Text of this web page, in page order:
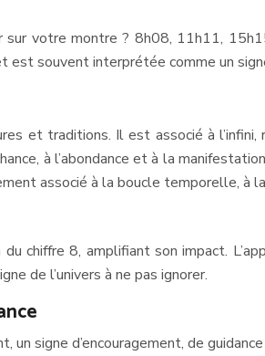
votre montre ? 8h08, 11h11,
souvent interprétée comme un
et traditions. Il est associé à
à l’abondance et à la
associé à la boucle temporelle, à
chiffre 8, amplifiant son impact.
de l’univers à ne pas ignorer.
un signe d’encouragement, de